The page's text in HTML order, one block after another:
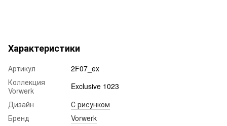
Характеристики
Артикул
2F07_ex
Коллекция
Vorwerk
Exclusive 1023
Дизайн
С рисунком
Бренд
Vorwerk